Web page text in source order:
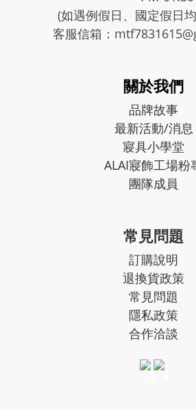
(如遇例假日、國定假日
客服信箱：
關於我們
品牌故事
最新活動/消息
寢具小學堂
ALAI寢飾工場粉
團隊成員
常見問題
訂購說明
退換貨政策
常見問題
隱私政策
合作洽談